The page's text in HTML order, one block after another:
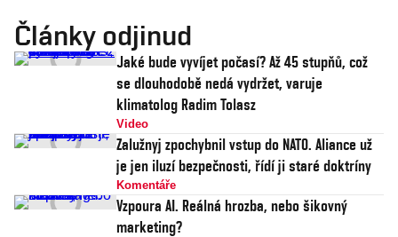
Články odjinud
Jaké bude vyvíjet počasí? Až 45 stupňů, což
se dlouhodobě nedá vydržet, varuje
klimatolog Radim Tolasz
Video
Zalužnyj zpochybnil vstup do NATO. Aliance už
je jen iluzí bezpečnosti, řídí ji staré doktríny
Komentáře
Vzpoura AI. Reálná hrozba, nebo šikovný
marketing?